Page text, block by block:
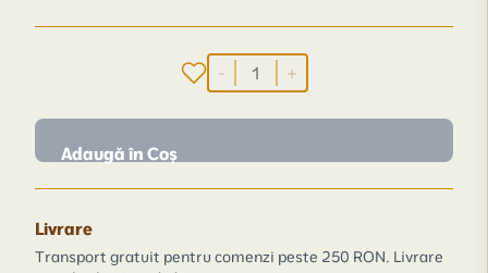
- +
Adaugă în Coș
Livrare
Transport gratuit pentru comenzi peste 250 RON. Livrare